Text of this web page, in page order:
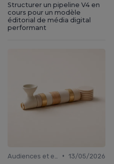
Structurer un pipeline V4 en
cours pour un modèle
éditorial de média digital
performant
• 13/05/2026